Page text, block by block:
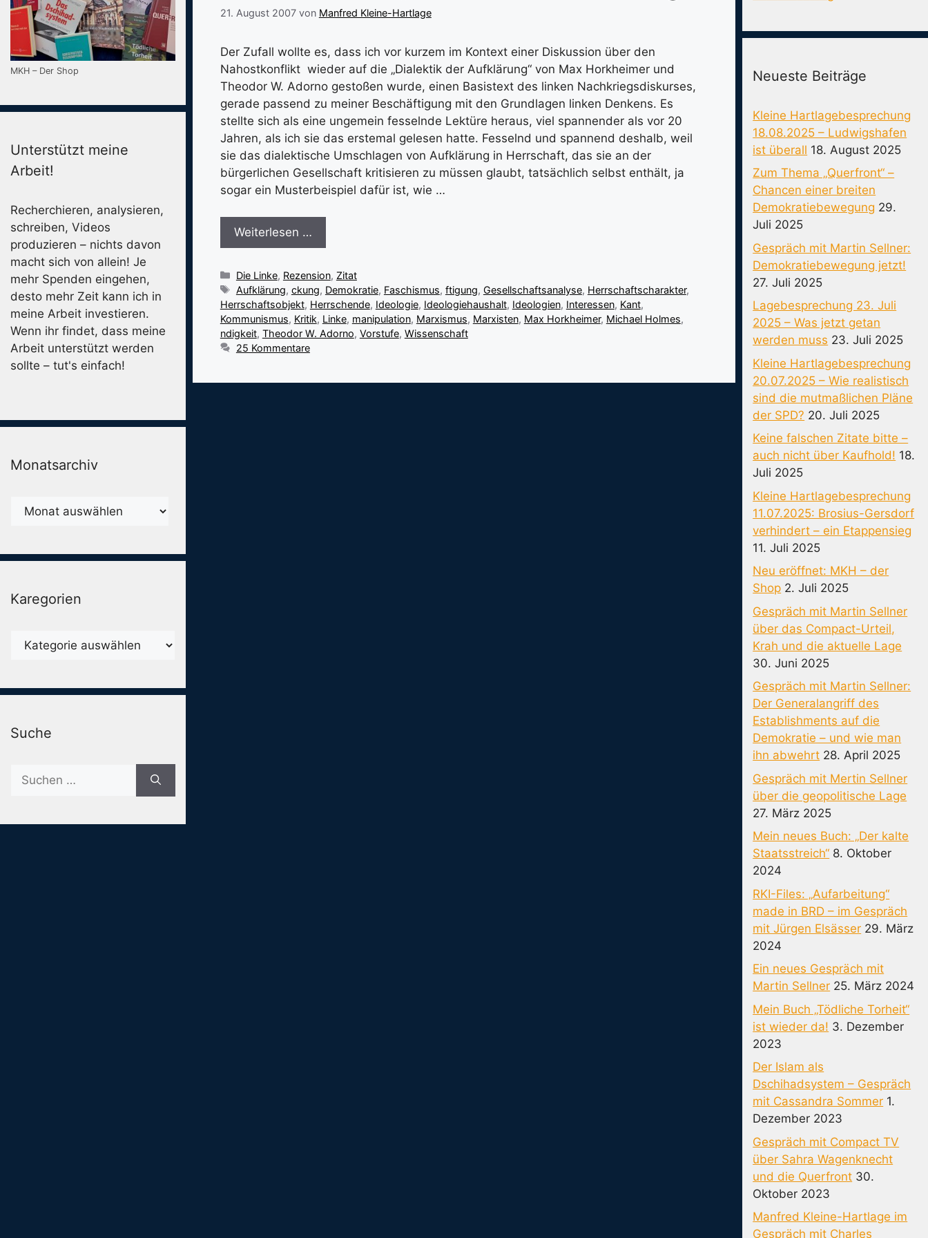
21. August 2007 von Manfred Kleine-Hartlage
Der Zufall wollte es, dass ich vor kurzem im Kontext einer Diskussion über den
Nahostkonflikt wieder auf die „Dialektik der Aufklärung“ von Max Horkheimer und
Theodor W. Adorno gestoßen wurde, einen Basistext des linken Nachkriegsdiskurses,
gerade passend zu meiner Beschäftigung mit den Grundlagen linken Denkens. Es
stellte sich als eine ungemein fesselnde Lektüre heraus, viel spannender als vor 20
Jahren, als ich sie das erstemal gelesen hatte. Fesselnd und spannend deshalb, weil
sie das dialektische Umschlagen von Aufklärung in Herrschaft, das sie an der
bürgerlichen Gesellschaft kritisieren zu müssen glaubt, tatsächlich selbst enthält, ja
sogar ein Musterbeispiel dafür ist, wie …
Weiterlesen …
Kategorien
Die Linke, Rezension, Zitat
Schlagwörter
Aufklärung, ckung, Demokratie, Faschismus, ftigung, Gesellschaftsanalyse, Herrschaftscharakter,
Herrschaftsobjekt, Herrschende, Ideologie, Ideologiehaushalt, Ideologien, Interessen, Kant,
Kommunismus, Kritik, Linke, manipulation, Marxismus, Marxisten, Max Horkheimer, Michael Holmes,
ndigkeit, Theodor W. Adorno, Vorstufe, Wissenschaft
25 Kommentare
MKH – Der Shop
Unterstützt meine
Arbeit!
Recherchieren, analysieren,
schreiben, Videos
produzieren – nichts davon
macht sich von allein! Je
mehr Spenden eingehen,
desto mehr Zeit kann ich in
meine Arbeit investieren.
Wenn ihr findet, dass meine
Arbeit unterstützt werden
sollte – tut's einfach!
Monatsarchiv
Monatsarchiv
Karegorien
Karegorien
Suche
nach:
Neueste Beiträge
Kleine Hartlagebesprechung
18.08.2025 – Ludwigshafen
ist überall 18. August 2025
Zum Thema „Querfront“ –
Chancen einer breiten
Demokratiebewegung 29.
Juli 2025
Gespräch mit Martin Sellner:
Demokratiebewegung jetzt!
27. Juli 2025
Lagebesprechung 23. Juli
2025 – Was jetzt getan
werden muss 23. Juli 2025
Kleine Hartlagebesprechung
20.07.2025 – Wie realistisch
sind die mutmaßlichen Pläne
der SPD? 20. Juli 2025
Keine falschen Zitate bitte –
auch nicht über Kaufhold! 18.
Juli 2025
Kleine Hartlagebesprechung
11.07.2025: Brosius-Gersdorf
verhindert – ein Etappensieg
11. Juli 2025
Neu eröffnet: MKH – der
Shop 2. Juli 2025
Gespräch mit Martin Sellner
über das Compact-Urteil,
Krah und die aktuelle Lage
30. Juni 2025
Gespräch mit Martin Sellner:
Der Generalangriff des
Establishments auf die
Demokratie – und wie man
ihn abwehrt 28. April 2025
Gespräch mit Mertin Sellner
über die geopolitische Lage
27. März 2025
Mein neues Buch: „Der kalte
Staatsstreich“ 8. Oktober
2024
RKI-Files: „Aufarbeitung“
made in BRD – im Gespräch
mit Jürgen Elsässer 29. März
2024
Ein neues Gespräch mit
Martin Sellner 25. März 2024
Mein Buch „Tödliche Torheit“
ist wieder da! 3. Dezember
2023
Der Islam als
Dschihadsystem – Gespräch
mit Cassandra Sommer 1.
Dezember 2023
Gespräch mit Compact TV
über Sahra Wagenknecht
und die Querfront 30.
Oktober 2023
Manfred Kleine-Hartlage im
Gespräch mit Charles